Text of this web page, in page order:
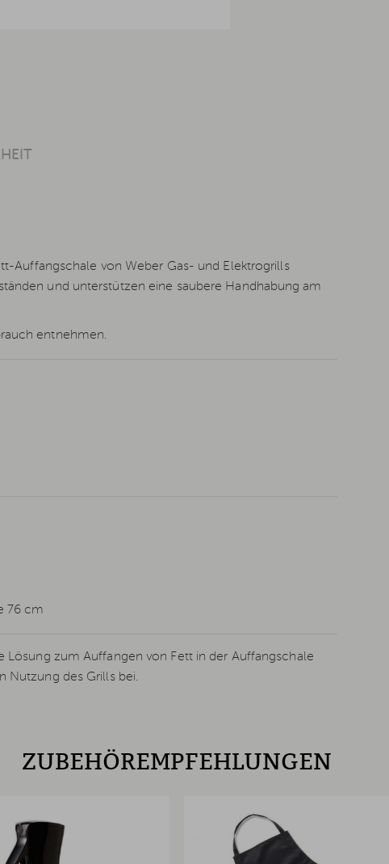
Auffangschale von Weber Gas- und Elektrogrills
und unterstützen eine saubere Handhabung am
entnehmen.
76 cm
zum Auffangen von Fett in der Auffangschale
Nutzung des Grills bei.
ZUBEHÖREMPFEHLUNGEN